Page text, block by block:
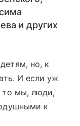
и других
но, к
И если уж
то мы, люди,
к